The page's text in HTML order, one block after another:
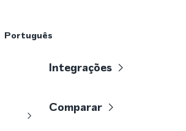
Português
Integrações
Comparar